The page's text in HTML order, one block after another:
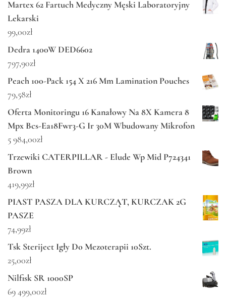
Martex 62 Fartuch Medyczny Męski Laboratoryjny
Lekarski
99,00zł
Dedra 1400W DED6602
797,90zł
Peach 100-Pack 154 X 216 Mm Lamination Pouches
79,58zł
Oferta Monitoringu 16 Kanałowy Na 8X Kamera 8
Mpx Bcs-Ea18Fwr3-G Ir 30M Wbudowany Mikrofon
5 984,00zł
Trzewiki CATERPILLAR - Elude Wp Mid P724341
Brown
419,99zł
PIAST PASZA DLA KURCZĄT, KURCZAK 2G
PASZE
74,99zł
Tsk Steriject Igły Do Mezoterapii 10Szt.
25,00zł
Nilfisk SR 1000SP
69 499,00zł